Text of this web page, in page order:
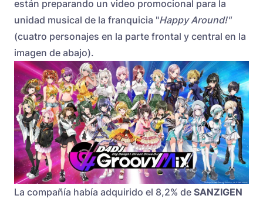
están preparando un video promocional para la
unidad musical de la franquicia "Happy Around!"
(cuatro personajes en la parte frontal y central en la
imagen de abajo).
La compañía había adquirido el 8,2% de SANZIGEN